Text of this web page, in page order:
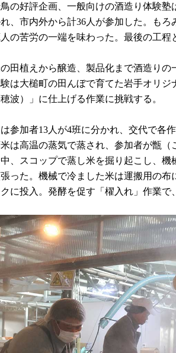
の好評企画、一般向けの酒造り体験塾
、市内外から計36人が参加した。も
の苦労の一端を味わった。最後の工程
田植えから醸造、製品化まで酒造りの
は大槌町の田んぼで育てた岩手オリ
波）」に仕上げる作業に挑戦する。
参加者13人が4班に分かれ、交代で各
米は高温の蒸気で蒸され、参加者が甑
、スコップで蒸し米を掘り起こし、
った。機械で冷ました米は運搬用の
に投入。発酵を促す「櫂入れ」作業で